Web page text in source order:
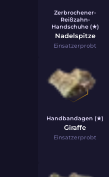
Zerbrochener-
Reißzahn-
Handschuhe (★)
Nadelspitze
Einsatzerprobt
Handbandagen (★)
Giraffe
Einsatzerprobt